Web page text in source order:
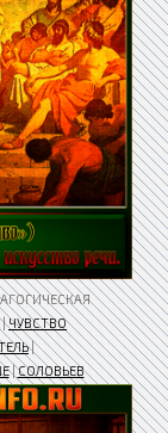
|ЧУВСТВО
|
|СОЛОВЬЕВ